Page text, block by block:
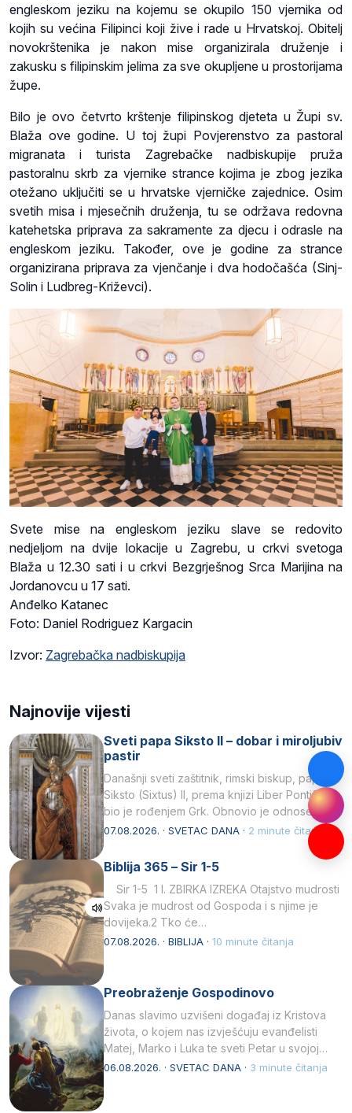
engleskom jeziku na kojemu se okupilo 150 vjernika od
kojih su većina Filipinci koji žive i rade u Hrvatskoj. Obitelj
novokrštenika je nakon mise organizirala druženje i
zakusku s filipinskim jelima za sve okupljene u prostorijama
župe.
Bilo je ovo četvrto krštenje filipinskog djeteta u Župi sv.
Blaža ove godine. U toj župi Povjerenstvo za pastoral
migranata i turista Zagrebačke nadbiskupije pruža
pastoralnu skrb za vjernike strance kojima je zbog jezika
otežano uključiti se u hrvatske vjerničke zajednice. Osim
svetih misa i mjesečnih druženja, tu se održava redovna
katehetska priprava za sakramente za djecu i odrasle na
engleskom jeziku. Također, ove je godine za strance
organizirana priprava za vjenčanje i dva hodočašća (Sinj-
Solin i Ludbreg-Križevci).
Svete mise na engleskom jeziku slave se redovito
nedjeljom na dvije lokacije u Zagrebu, u crkvi svetoga
Blaža u 12.30 sati i u crkvi Bezgrješnog Srca Marijina na
Jordanovcu u 17 sati.
Anđelko Katanec
Foto: Daniel Rodriguez Kargacin
Izvor: Zagrebačka nadbiskupija
Najnovije vijesti
Sveti papa Siksto II – dobar i miroljubiv
pastir
Današnji sveti zaštitnik, rimski biskup, papa
Siksto (Sixtus) II, prema knjizi Liber Pontificalis
bio je rođenjem Grk. Obnovio je odnose s
afričkim…
07.08.2026. · SVETAC DANA · 2 minute čitanja
Biblija 365 – Sir 1-5
Sir 1-5 1 I. ZBIRKA IZREKA Otajstvo mudrosti
Svaka je mudrost od Gospoda i s njime je
dovijeka.2 Tko će…
07.08.2026. · BIBLIJA · 10 minute čitanja
Preobraženje Gospodinovo
Danas slavimo uzvišeni događaj iz Kristova
života, o kojem nas izvješćuju evanđelisti
Matej, Marko i Luka te sveti Petar u svojoj
drugoj…
06.08.2026. · SVETAC DANA · 3 minute čitanja